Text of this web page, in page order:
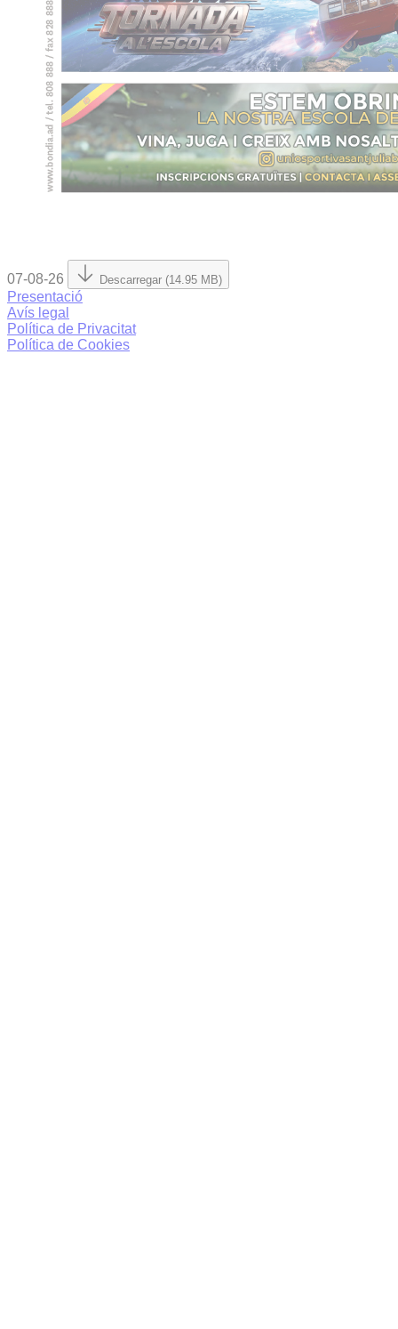
07-08-26 Descarregar (14.95 MB)
Presentació
Avís legal
Política de Privacitat
Política de Cookies